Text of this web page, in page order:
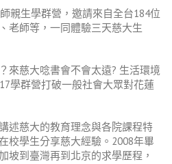
親生學群營，邀請來自全台184位
老師等，一同體驗三天慈大生
來慈大唸書會不會太遠? 生活環境
學群營打破一般社會大眾對花蓮
述慈大的教育理念與各院課程特
校學生分享慈大經驗。2008年畢
坡到臺灣再到北京的求學歷程，